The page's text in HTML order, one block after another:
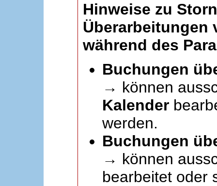
Hinweise zu
Überarbeitungen
während des
Buchungen
→ können
Kalender
werden.
Buchungen
→ können
bearbeitet oder